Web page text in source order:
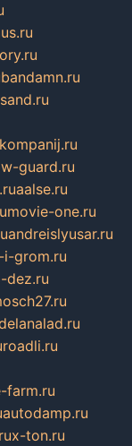
bandamn.ru
guard.ru
aalse.ru
movie-one.ru
andreislyusar.ru
grom.ru
dez.ru
roadli.ru
farm.ru
autodamp.ru
x-ton.ru